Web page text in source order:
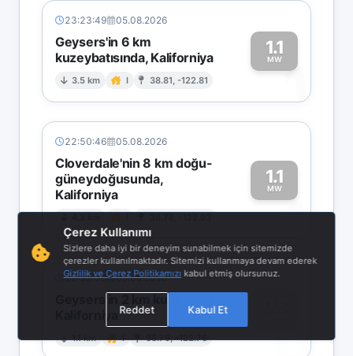
23:23:49 05.08.2026
Geysers'in 6 km
kuzeybatısında, Kaliforniya
3.5 km I 38.81, -122.81
1.1
MW1
22:50:46 05.08.2026
Cloverdale'nin 8 km doğu-
güneydoğusunda,
Kaliforniya
1.1
MW
1
22:32:35 05.08.2026
1.1 km I 38.79, -122.76
Çerez Kullanımı
Sizlere daha iyi bir deneyim sunabilmek için sitemizde
çerezler kullanılmaktadır. Sitemizi kullanmaya devam ederek
Gizlilik ve Çerez Politikamızı kabul etmiş olursunuz.
Reddet Kabul Et